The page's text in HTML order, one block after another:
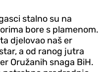
stalno su na
bore s plamenom.
djelovao naš er
a od ranog jutra
Oružanih snaga BiH.